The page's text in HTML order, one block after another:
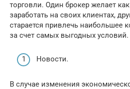
торговли. Один брокер желает
заработать на своих клиентах,
старается привлечь наибольшее
за счет самых выгодных условий.
Новости.
В случае изменения